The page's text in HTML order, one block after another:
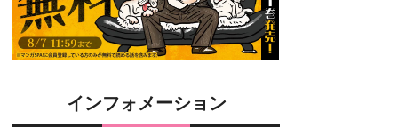
インフォメーション